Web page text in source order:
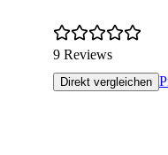
9 Reviews
Direkt vergleichen